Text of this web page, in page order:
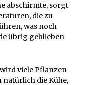
abschirmte, sorgt
die zu
was noch
übrig geblieben
viele Pflanzen
die Kühe,